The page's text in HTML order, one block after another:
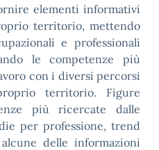
elementi informativi
territorio, mettendo
e professionali
le competenze più
con i diversi percorsi
territorio. Figure
più ricercate dalle
per professione, trend
delle informazioni